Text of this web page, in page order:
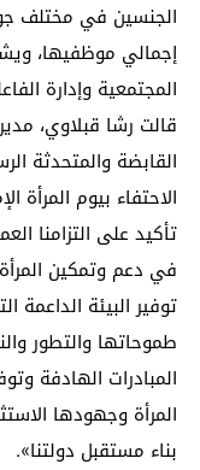
إجمالي موظفيها،
المجتمعية وإدارة
قالت رشا قبلاوي،
القابضة والمتحدثة
الاحتفاء بيوم
تأكيد على التزامنا
في دعم وتمكين
توفير البيئة الداعمة
طموحاتها والتطور
المبادرات الهادفة
المرأة وجهودها
بناء مستقبل دولتنا».